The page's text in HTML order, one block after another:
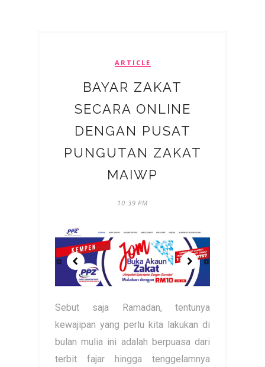
ARTICLE
BAYAR ZAKAT
SECARA ONLINE
DENGAN PUSAT
PUNGUTAN ZAKAT
MAIWP
10:39 PM
Sebut saja Ramadan, tentunya
kewajipan yang perlu kita lakukan di
bulan mulia ini adalah berpuasa dari
terbit fajar hingga tenggelamnya